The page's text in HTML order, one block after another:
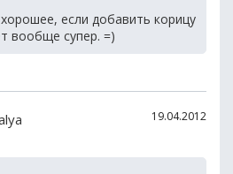
если добавить корицу
вообще супер. =)
19.04.2012